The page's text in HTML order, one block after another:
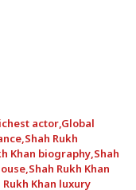
actor,Global
,Shah Rukh
Khan biography,Shah
,Shah Rukh Khan
Rukh Khan luxury